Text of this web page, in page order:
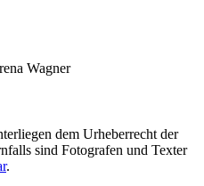
Wagner
dem Urheberrecht der
sind Fotografen und Texter
.